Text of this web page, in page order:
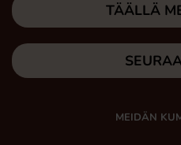
TÄÄLLÄ
MEIDÄN